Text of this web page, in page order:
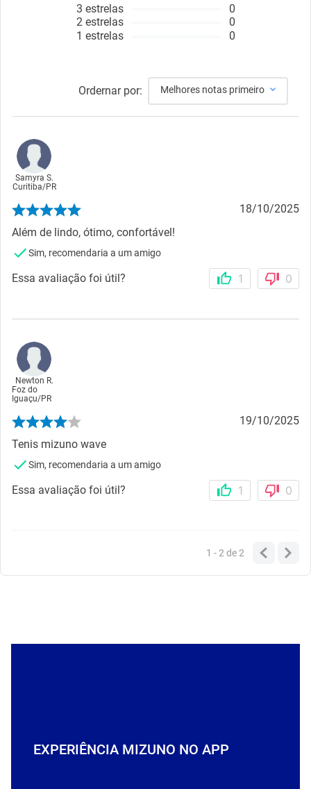
3 estrelas
2 estrelas
1 estrelas
0
0
0
Ordernar por: Melhores notas primeiro
Samyra S.
Curitiba/PR
18/10/2025
Além de lindo, ótimo, confortável!
Sim, recomendaria a um amigo
Essa avaliação foi útil? 1 0
Newton R.
Foz do
Iguaçu/PR
19/10/2025
Tenis mizuno wave
Sim, recomendaria a um amigo
Essa avaliação foi útil? 1 0
1 - 2de2
EXPERIÊNCIA MIZUNO NO APP